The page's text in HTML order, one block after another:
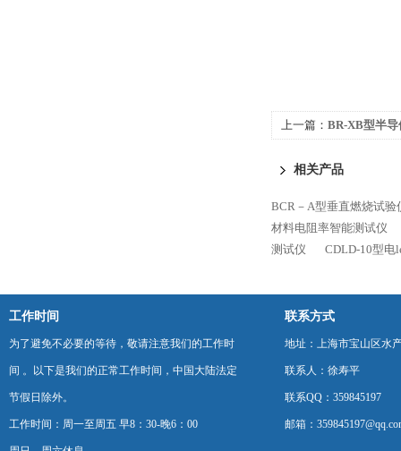
上一篇： BR-XB型半
相关产品
BCR－A型垂直燃烧试验
材料电阻率智能测试仪
测试仪
CDLD-10型电
工作时间
为了避免不必要的等待，敬请注意我们的工作时
间 。以下是我们的正常工作时间，中国大陆法定
节假日除外。
工作时间：周一至周五 早8：30-晚6：00
联系方式
地址：上海市宝山区水
联系人：徐寿平
联系QQ：359845197
邮箱：